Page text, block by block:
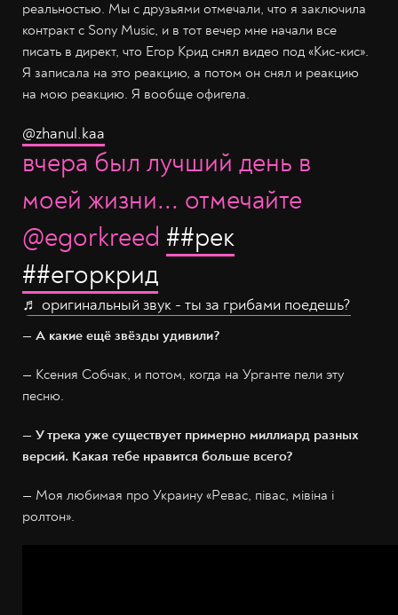
реальностью. Мы с друзьями отмечали, что я заключила
контракт с Sony Music, и в тот вечер мне начали все
писать в директ, что Егор Крид снял видео под «Кис-кис».
Я записала на это реакцию, а потом он снял и реакцию
на мою реакцию. Я вообще офигела.
@zhanul.kaa
вчера был лучший день в
моей жизни... отмечайте
@egorkreed ##рек
##егоркрид
♬ оригинальный звук - ты за грибами поедешь?
— А какие ещё звёзды удивили?
— Ксения Собчак, и потом, когда на Урганте пели эту
песню.
— У трека уже существует примерно миллиард разных
версий. Какая тебе нравится больше всего?
— Моя любимая про Украину «Ревас, півас, мівіна і
ролтон».